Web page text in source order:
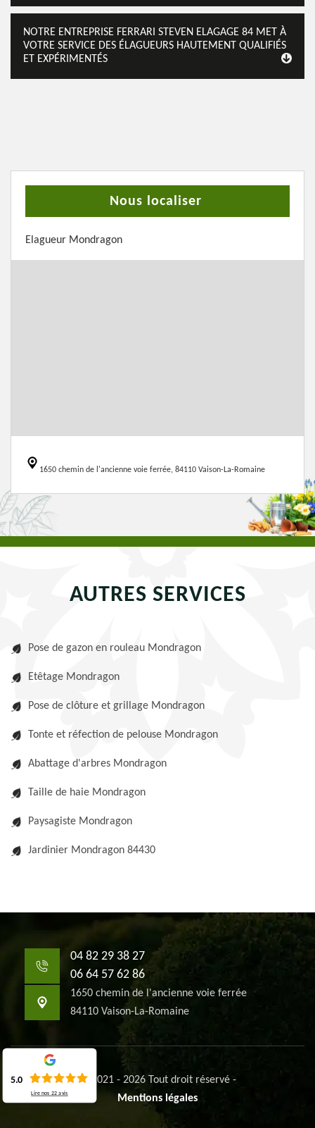
NOTRE ENTREPRISE FERRARI STEVEN ELAGAGE 84 MET À
VOTRE SERVICE DES ÉLAGUEURS HAUTEMENT QUALIFIÉS
ET EXPÉRIMENTÉS
Nous localiser
Elagueur Mondragon
1650 chemin de l'ancienne voie ferrée, 84110 Vaison-La-Romaine
AUTRES SERVICES
Pose de gazon en rouleau Mondragon
Etêtage Mondragon
Pose de clôture et grillage Mondragon
Tonte et réfection de pelouse Mondragon
Abattage d'arbres Mondragon
Taille de haie Mondragon
Paysagiste Mondragon
Jardinier Mondragon 84430
04 82 29 38 27
06 64 57 62 86
1650 chemin de l'ancienne voie ferrée
84110 Vaison-La-Romaine
© 2021 - 2026 Tout droit réservé -
Mentions légales
5.0
Lire nos22 avis